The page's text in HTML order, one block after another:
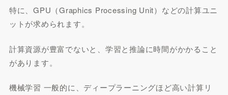
特に、GPU（Graphics Processing Unit）などの計算ユニ
ットが求められます。
計算資源が豊富でないと、学習と推論に時間がかかること
があります。
機械学習 一般的に、ディープラーニングほど高い計算リ